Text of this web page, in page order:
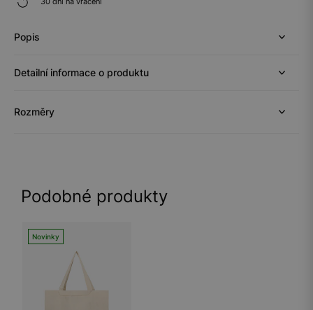
Popis
Detailní informace o produktu
Rozměry
Podobné produkty
Novinky